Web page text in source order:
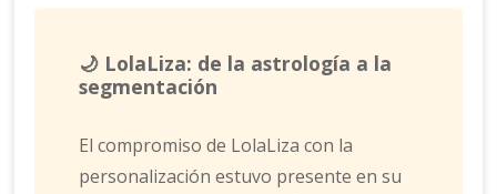
🌙 LolaLiza: de la astrología a la
segmentación
El compromiso de LolaLiza con la
personalización estuvo presente en su